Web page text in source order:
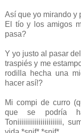
Así que yo mirando y
El tío y los amigos
pasa?
Y yo justo al pasar
traspiés y me
rodilla hecha una
hacer así!?
Mi compi de curro
que se podría
Toniiiiiiiiiiiiiiiiiiiiiii,